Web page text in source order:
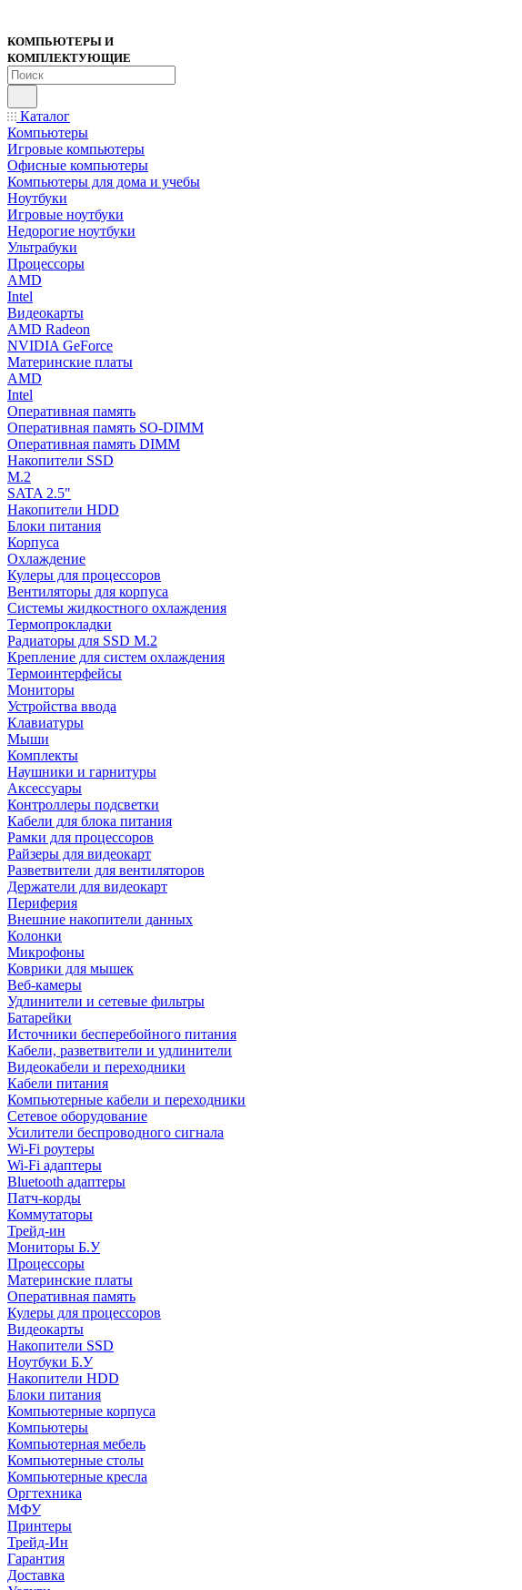
КОМПЬЮТЕРЫ И
КОМПЛЕКТУЮЩИЕ
Каталог
Компьютеры
Игровые компьютеры
Офисные компьютеры
Компьютеры для дома и учебы
Ноутбуки
Игровые ноутбуки
Недорогие ноутбуки
Ультрабуки
Процессоры
AMD
Intel
Видеокарты
AMD Radeon
NVIDIA GeForce
Материнские платы
AMD
Intel
Оперативная память
Оперативная память SO-DIMM
Оперативная память DIMM
Накопители SSD
M.2
SATA 2.5"
Накопители HDD
Блоки питания
Корпуса
Охлаждение
Кулеры для процессоров
Вентиляторы для корпуса
Системы жидкостного охлаждения
Термопрокладки
Радиаторы для SSD M.2
Крепление для систем охлаждения
Термоинтерфейсы
Мониторы
Устройства ввода
Клавиатуры
Мыши
Комплекты
Наушники и гарнитуры
Аксессуары
Контроллеры подсветки
Кабели для блока питания
Рамки для процессоров
Райзеры для видеокарт
Разветвители для вентиляторов
Держатели для видеокарт
Периферия
Внешние накопители данных
Колонки
Микрофоны
Коврики для мышек
Веб-камеры
Удлинители и сетевые фильтры
Батарейки
Источники бесперебойного питания
Кабели, разветвители и удлинители
Видеокабели и переходники
Кабели питания
Компьютерные кабели и переходники
Сетевое оборудование
Усилители беспроводного сигнала
Wi-Fi роутеры
Wi-Fi адаптеры
Bluetooth адаптеры
Патч-корды
Коммутаторы
Трейд-ин
Мониторы Б.У
Процессоры
Материнские платы
Оперативная память
Кулеры для процессоров
Видеокарты
Накопители SSD
Ноутбуки Б.У
Накопители HDD
Блоки питания
Компьютерные корпуса
Компьютеры
Компьютерная мебель
Компьютерные столы
Компьютерные кресла
Оргтехника
МФУ
Принтеры
Трейд-Ин
Гарантия
Доставка